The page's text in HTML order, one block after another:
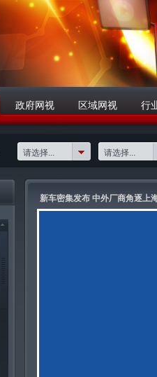
政府网视 区域网视 行
请选择... 请选择...
新车密集发布 中外厂商角逐上